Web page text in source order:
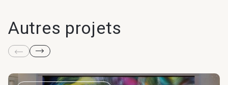
Autres projets